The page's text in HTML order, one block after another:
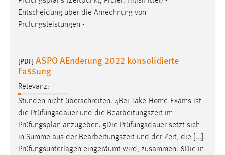
Entscheidung über die Anrechnung von
Prüfungsleistungen -
[PDF] ASPO AEnderung 2022 konsolidierte
Fassung
Relevanz:
Stunden nicht überschreiten. 4Bei Take-Home-Exams ist
die Prüfungsdauer und die Bearbeitungszeit im
Prüfungsplan anzugeben. 5Die Prüfungsdauer setzt sich
in Summe aus der Bearbeitungszeit und der Zeit, die [...]
Prüfungsunterlagen eingeräumt wird, zusammen. 6Die in